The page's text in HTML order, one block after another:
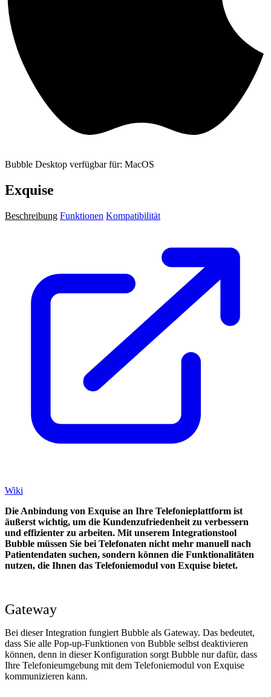
Bubble Desktop verfügbar für: MacOS
Exquise
Beschreibung Funktionen Kompatibilität
Wiki
Die Anbindung von Exquise an Ihre Telefonieplattform ist
äußerst wichtig, um die Kundenzufriedenheit zu verbessern
und effizienter zu arbeiten. Mit unserem Integrationstool
Bubble müssen Sie bei Telefonaten nicht mehr manuell nach
Patientendaten suchen, sondern können die Funktionalitäten
nutzen, die Ihnen das Telefoniemodul von Exquise bietet.
Gateway
Bei dieser Integration fungiert Bubble als Gateway. Das bedeutet,
dass Sie alle Pop-up-Funktionen von Bubble selbst deaktivieren
können, denn in dieser Konfiguration sorgt Bubble nur dafür, dass
Ihre Telefonieumgebung mit dem Telefoniemodul von Exquise
kommunizieren kann.